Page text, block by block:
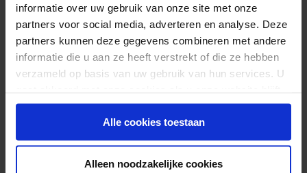
informatie over uw gebruik van onze site met onze
partners voor social media, adverteren en analyse. Deze
partners kunnen deze gegevens combineren met andere
informatie die u aan ze heeft verstrekt of die ze hebben
verzameld op basis van uw gebruik van hun services. U
gebruiken.
Alle cookies toestaan
Alleen noodzakelijke cookies
SCHUIM ZIT​ + DOORLOPENDE FLAP: HR 40 kg/m³
afgedekt met 200 gr watten.
SCHUIM RUG: HR 30 kg/m³ afgedekt met 300 gr.